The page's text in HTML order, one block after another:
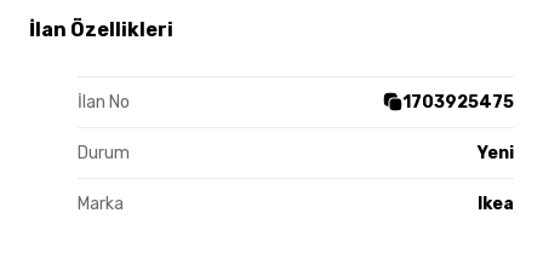
İlan Özellikleri
İlan No 1703925475
Durum Yeni
Marka Ikea